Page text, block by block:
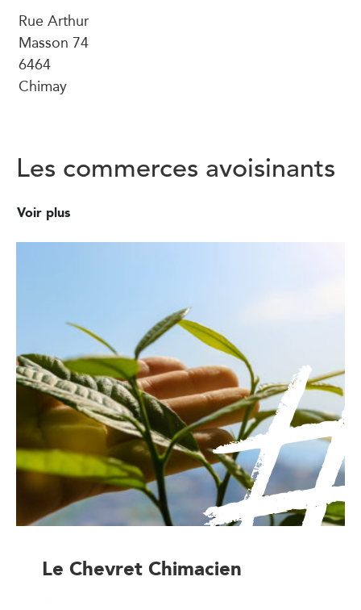
Rue Arthur
Masson 74
6464
Chimay
Les commerces avoisinants
Voir plus
Le Chevret Chimacien